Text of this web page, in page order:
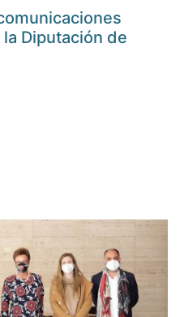
Diputación de